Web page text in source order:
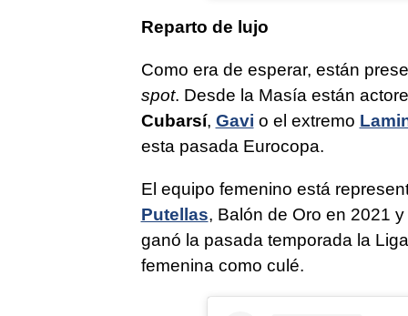
Reparto de lujo
Como era de esperar, están
spot. Desde la Masía están
Cubarsí, Gavi o el extremo
esta pasada Eurocopa.
El equipo femenino está
Putellas, Balón de Oro en 2021
ganó la pasada temporada la
femenina como culé.